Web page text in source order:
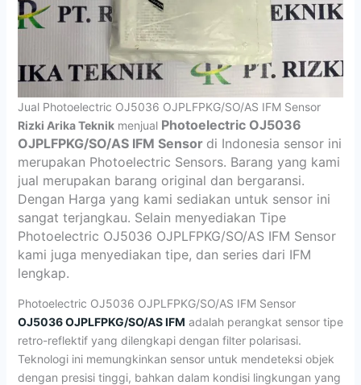
Jual Photoelectric OJ5036 OJPLFPKG/SO/AS IFM Sensor
Rizki Arika TeknikmenjualPhotoelectric OJ5036
OJPLFPKG/SO/AS IFM Sensor di Indonesia sensor ini
merupakan Photoelectric Sensors. Barang yang kami
jual merupakan barang original dan bergaransi.
Dengan Harga yang kami sediakan untuk sensor ini
sangat terjangkau. Selain menyediakan Tipe
Photoelectric OJ5036 OJPLFPKG/SO/AS IFM Sensor
kami juga menyediakan tipe, dan series dari IFM
lengkap.
Photoelectric OJ5036 OJPLFPKG/SO/AS IFM Sensor
OJ5036 OJPLFPKG/SO/AS IFM adalah perangkat sensor tipe
retro-reflektif yang dilengkapi dengan filter polarisasi.
Teknologi ini memungkinkan sensor untuk mendeteksi objek
dengan presisi tinggi, bahkan dalam kondisi lingkungan yang